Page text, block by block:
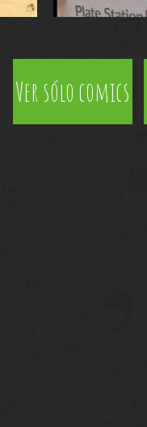
Ver sólo comics